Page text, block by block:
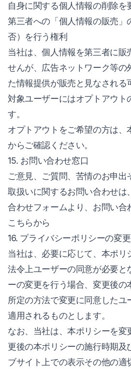
自身に関する個人情報の削除を
第三者への「個人情報の販売」
否）を行う権利
当社は、個人情報を第三者に販
せんが、広告ネットワーク等の
た情報提供が販売と見なされる
対象ユーザーにはオプトアウト
す。
オプトアウトをご希望の方は、
からご確認ください。
15. お問い合わせ窓口
ご意見、ご質問、苦情のお申出
取扱いに関するお問い合わせは
合わせフォームより、お問い合
こちらから
16. プライバシーポリシーの変
当社は、必要に応じて、本ポリ
法令上ユーザーの同意が必要と
ーの変更を行う場合、変更後の
所定の方法で変更に同意したユ
適用されるものとします。
なお、当社は、本ポリシーを変
更後の本ポリシーの施行時期及
ブサイト上での表示その他の適